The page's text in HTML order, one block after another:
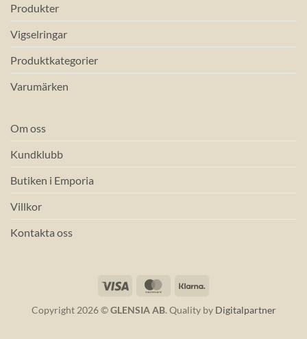
Produkter
Vigselringar
Produktkategorier
Varumärken
Om oss
Kundklubb
Butiken i Emporia
Villkor
Kontakta oss
Visa MasterCard
Copyright 2026 ©GLENSIA AB. Quality by Digitalpartner